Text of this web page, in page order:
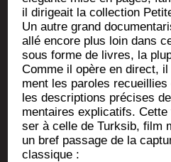
il diri­geait la col­lec­tion
Un autre grand
allé encore plus loin dans
sous forme de livres, la
Comme il opère en direct,
ment les paroles
les des­crip­tions pré­cises
men­taires expli­ca­tifs.
ser à celle de Turk­sib, film
un bref pas­sage de la
classique :